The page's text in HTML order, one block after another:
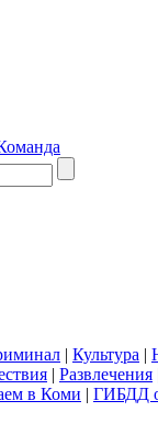
| Культура |
| Развлечения
в Коми | ГИБДД